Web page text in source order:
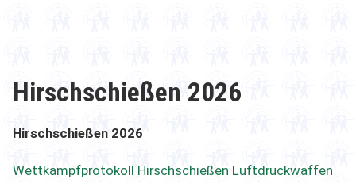
Hirschschießen 2026
Hirschschießen 2026
Wettkampfprotokoll Hirschschießen Luftdruckwaffen